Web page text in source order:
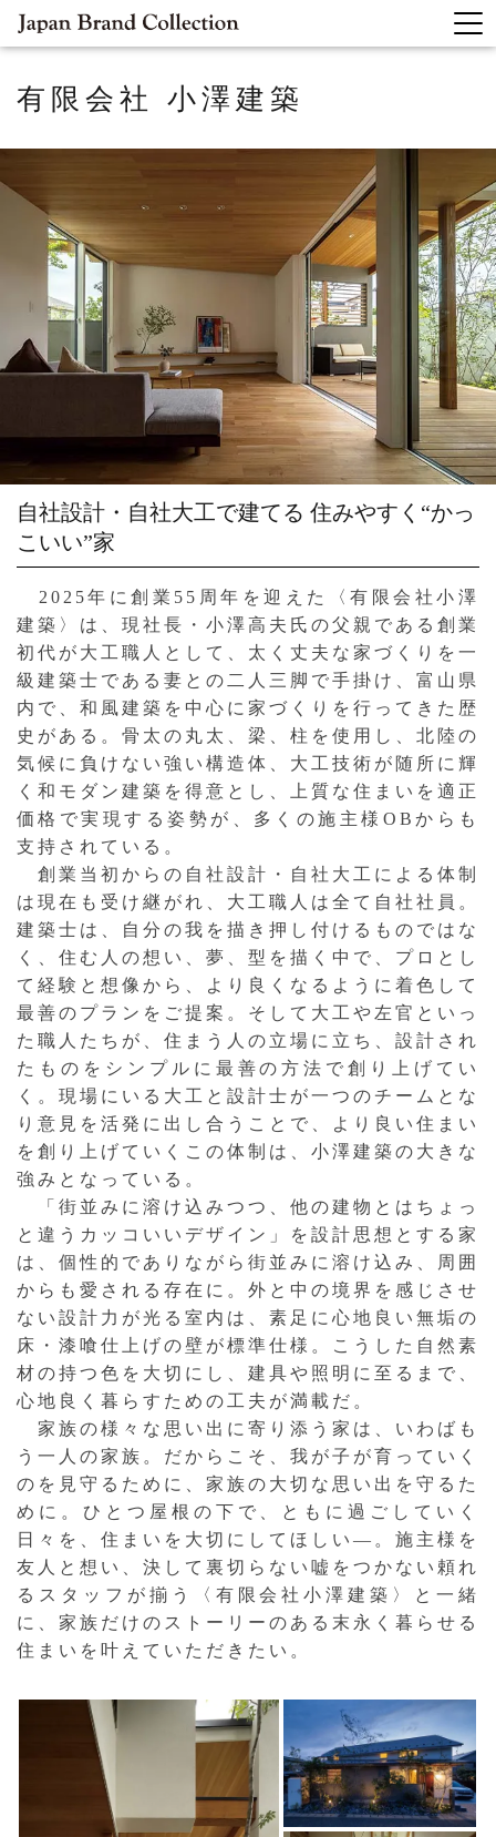
有限会社 小澤建築
自社設計・自社大工で建てる 住みやすく“かっ
こいい”家
2025年に創業55周年を迎えた〈有限会社小澤
建築〉は、現社長・小澤高夫氏の父親である創業
初代が大工職人として、太く丈夫な家づくりを一
級建築士である妻との二人三脚で手掛け、富山県
内で、和風建築を中心に家づくりを行ってきた歴
史がある。骨太の丸太、梁、柱を使用し、北陸の
気候に負けない強い構造体、大工技術が随所に輝
く和モダン建築を得意とし、上質な住まいを適正
価格で実現する姿勢が、多くの施主様OBからも
支持されている。
創業当初からの自社設計・自社大工による体制
は現在も受け継がれ、大工職人は全て自社社員。
建築士は、自分の我を描き押し付けるものではな
く、住む人の想い、夢、型を描く中で、プロとし
て経験と想像から、より良くなるように着色して
最善のプランをご提案。そして大工や左官といっ
た職人たちが、住まう人の立場に立ち、設計され
たものをシンプルに最善の方法で創り上げてい
く。現場にいる大工と設計士が一つのチームとな
り意見を活発に出し合うことで、より良い住まい
を創り上げていくこの体制は、小澤建築の大きな
強みとなっている。
「街並みに溶け込みつつ、他の建物とはちょっ
と違うカッコいいデザイン」を設計思想とする家
は、個性的でありながら街並みに溶け込み、周囲
からも愛される存在に。外と中の境界を感じさせ
ない設計力が光る室内は、素足に心地良い無垢の
床・漆喰仕上げの壁が標準仕様。こうした自然素
材の持つ色を大切にし、建具や照明に至るまで、
心地良く暮らすための工夫が満載だ。
家族の様々な思い出に寄り添う家は、いわばも
う一人の家族。だからこそ、我が子が育っていく
のを見守るために、家族の大切な思い出を守るた
めに。ひとつ屋根の下で、ともに過ごしていく
日々を、住まいを大切にしてほしい—。施主様を
友人と想い、決して裏切らない嘘をつかない頼れ
るスタッフが揃う〈有限会社小澤建築〉と一緒
に、家族だけのストーリーのある末永く暮らせる
住まいを叶えていただきたい。